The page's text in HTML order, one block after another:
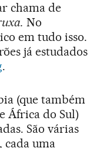
chama de
No
em tudo isso.
já estudados
.
(que também
África do Sul)
São várias
cada uma